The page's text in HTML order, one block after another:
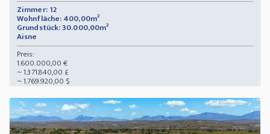
Zimmer: 12
Wohnfläche: 400,00m²
Grundstück: 30.000,00m²
Aisne
Preis:
1.600.000,00 €
~ 1.371.840,00 £
~ 1.769.920,00 $